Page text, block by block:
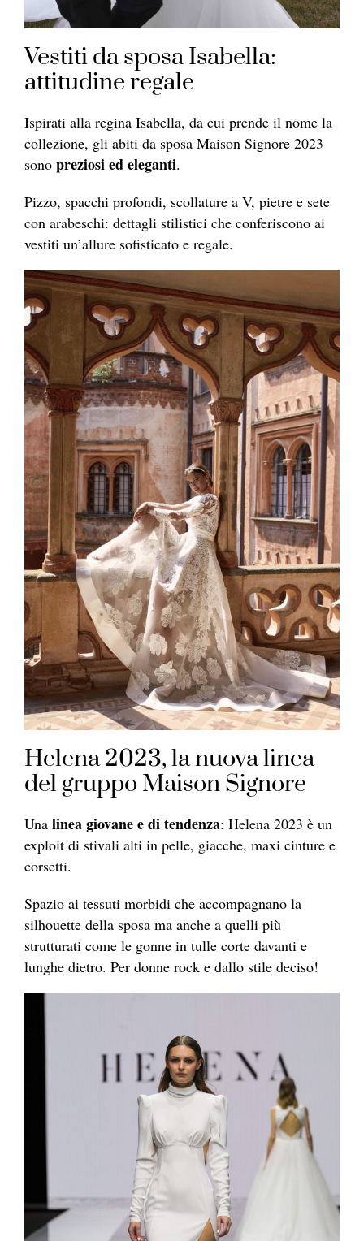
Vestiti da sposa Isabella:
attitudine regale
Ispirati alla regina Isabella, da cui prende il nome la
collezione, gli abiti da sposa Maison Signore 2023
sono preziosi ed eleganti.
Pizzo, spacchi profondi, scollature a V, pietre e sete
con arabeschi: dettagli stilistici che conferiscono ai
vestiti un’allure sofisticato e regale.
Helena 2023, la nuova linea
del gruppo Maison Signore
Una linea giovane e di tendenza: Helena 2023 è un
exploit di stivali alti in pelle, giacche, maxi cinture e
corsetti.
Spazio ai tessuti morbidi che accompagnano la
silhouette della sposa ma anche a quelli più
strutturati come le gonne in tulle corte davanti e
lunghe dietro. Per donne rock e dallo stile deciso!